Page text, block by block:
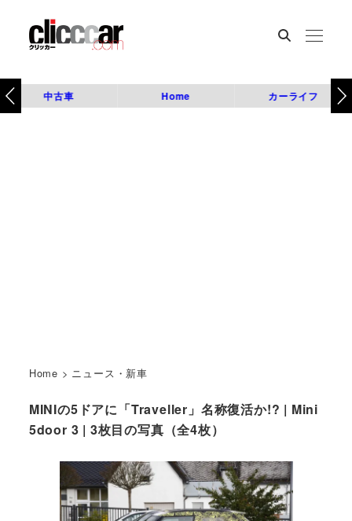
中古車 Home カーライフ
Home > ニュース・新車
MINIの5ドアに「Traveller」名称復活か!? | Mini
5door 3 | 3枚目の写真（全4枚）